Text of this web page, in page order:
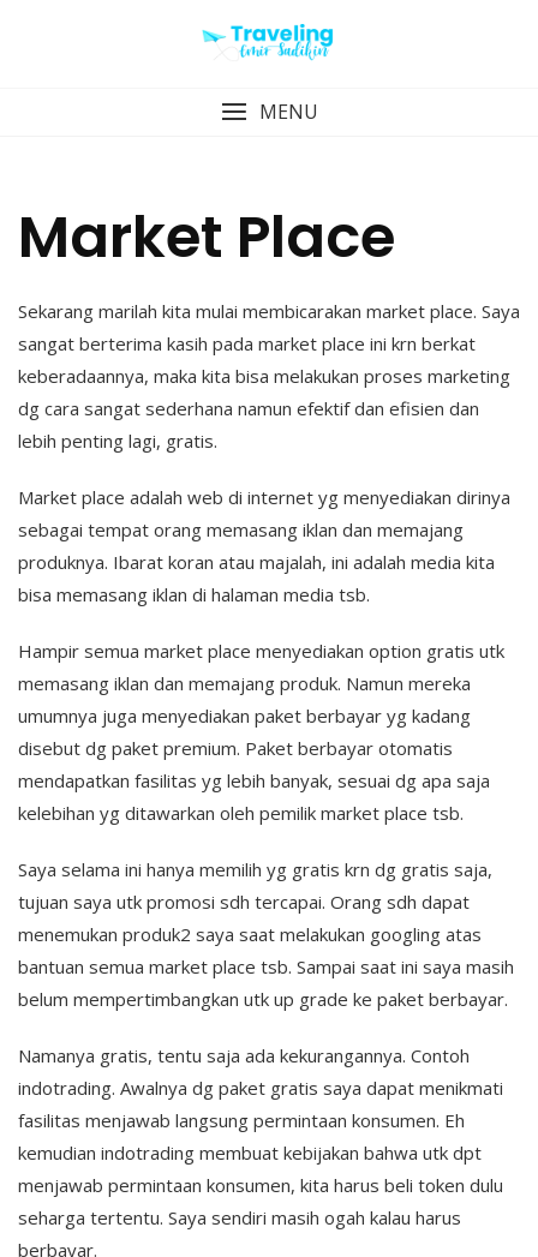
MENU
Market Place
Sekarang marilah kita mulai membicarakan market place. Saya
sangat berterima kasih pada market place ini krn berkat
keberadaannya, maka kita bisa melakukan proses marketing
dg cara sangat sederhana namun efektif dan efisien dan
lebih penting lagi, gratis.
Market place adalah web di internet yg menyediakan dirinya
sebagai tempat orang memasang iklan dan memajang
produknya. Ibarat koran atau majalah, ini adalah media kita
bisa memasang iklan di halaman media tsb.
Hampir semua market place menyediakan option gratis utk
memasang iklan dan memajang produk. Namun mereka
umumnya juga menyediakan paket berbayar yg kadang
disebut dg paket premium. Paket berbayar otomatis
mendapatkan fasilitas yg lebih banyak, sesuai dg apa saja
kelebihan yg ditawarkan oleh pemilik market place tsb.
Saya selama ini hanya memilih yg gratis krn dg gratis saja,
tujuan saya utk promosi sdh tercapai. Orang sdh dapat
menemukan produk2 saya saat melakukan googling atas
bantuan semua market place tsb. Sampai saat ini saya masih
belum mempertimbangkan utk up grade ke paket berbayar.
Namanya gratis, tentu saja ada kekurangannya. Contoh
indotrading. Awalnya dg paket gratis saya dapat menikmati
fasilitas menjawab langsung permintaan konsumen. Eh
kemudian indotrading membuat kebijakan bahwa utk dpt
menjawab permintaan konsumen, kita harus beli token dulu
seharga tertentu. Saya sendiri masih ogah kalau harus
berbayar.